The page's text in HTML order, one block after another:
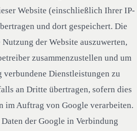
Website (einschließlich Ihrer IP-
und dort gespeichert. Die
der Website auszuwerten,
zusammenzustellen und um
Dienstleistungen zu
an Dritte übertragen, sofern dies
im Auftrag von Google verarbeiten.
der Google in Verbindung